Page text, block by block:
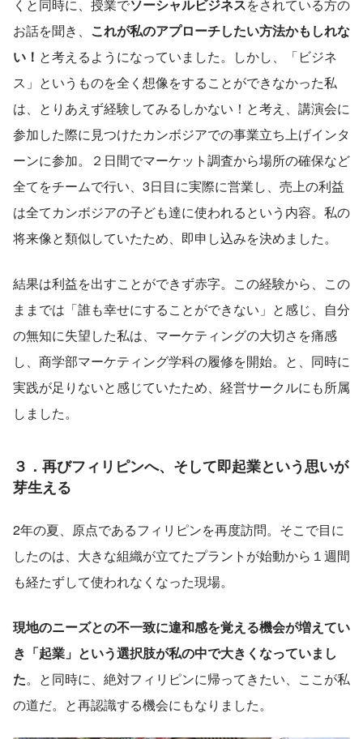
くと同時に、授業でソーシャルビジネスをされている方の
お話を聞き、 これが私のアプローチしたい方法かもしれな
い！ と考えるようになっていました。しかし、「ビジネ
ス」というものを全く想像をすることができなかった私
は、とりあえず経験してみるしかない！と考え、講演会に
参加した際に見つけたカンボジアでの事業立ち上げインタ
ーンに参加。２日間でマーケット調査から場所の確保など
全てをチームで行い、3日目に実際に営業し、売上の利益
は全てカンボジアの子ども達に使われるという内容。私の
将来像と類似していたため、即申し込みを決めました。
結果は利益を出すことができず赤字。この経験から、この
ままでは「誰も幸せにすることができない」と感じ、自分
の無知に失望した私は、マーケティングの大切さを痛感
し、商学部マーケティング学科の履修を開始。と、同時に
実践が足りないと感じていたため、経営サークルにも所属
しました。
３．再びフィリピンへ、そして即起業という思いが
芽生える
2年の夏、原点であるフィリピンを再度訪問。そこで目に
したのは、大きな組織が立てたプラントが始動から１週間
も経たずして使われなくなった現場。
現地のニーズとの不一致に違和感を覚える機会が増えてい
き「起業」という選択肢が私の中で大きくなっていまし
た。と同時に、絶対フィリピンに帰ってきたい、ここが私
の道だ。と再認識する機会にもなりました。